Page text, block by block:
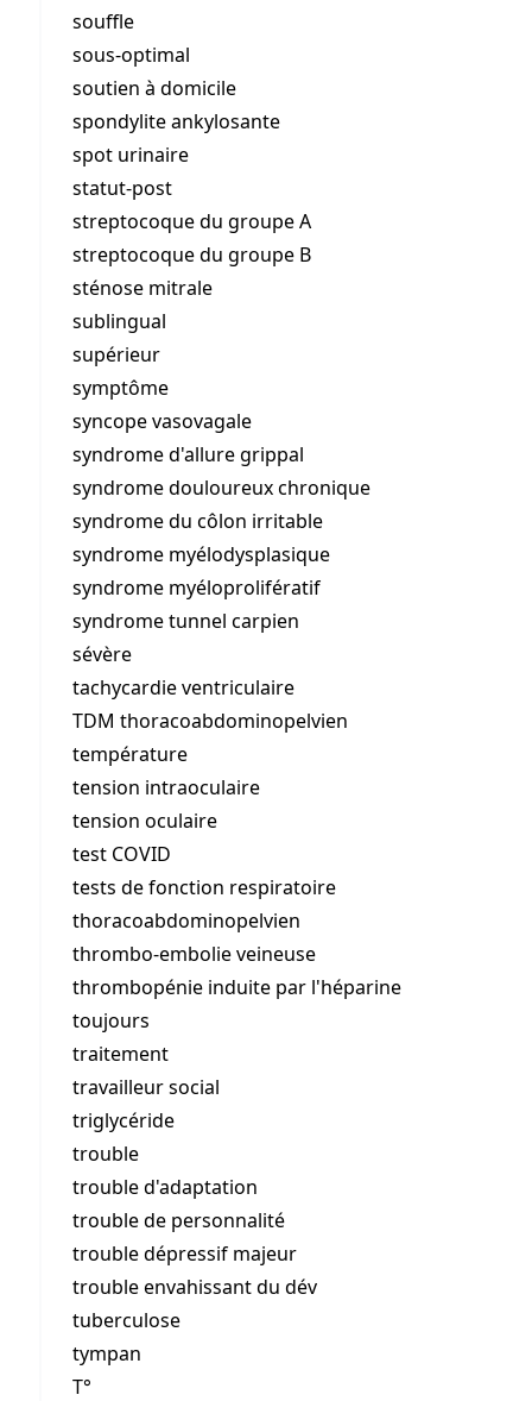
souffle
sous-optimal
soutien à domicile
spondylite ankylosante
spot urinaire
statut-post
streptocoque du groupe A
streptocoque du groupe B
sténose mitrale
sublingual
supérieur
symptôme
syncope vasovagale
syndrome d'allure grippal
syndrome douloureux chronique
syndrome du côlon irritable
syndrome myélodysplasique
syndrome myéloprolifératif
syndrome tunnel carpien
sévère
tachycardie ventriculaire
TDM thoracoabdominopelvien
température
tension intraoculaire
tension oculaire
test COVID
tests de fonction respiratoire
thoracoabdominopelvien
thrombo-embolie veineuse
thrombopénie induite par l'héparine
toujours
traitement
travailleur social
triglycéride
trouble
trouble d'adaptation
trouble de personnalité
trouble dépressif majeur
trouble envahissant du dév
tuberculose
tympan
T°